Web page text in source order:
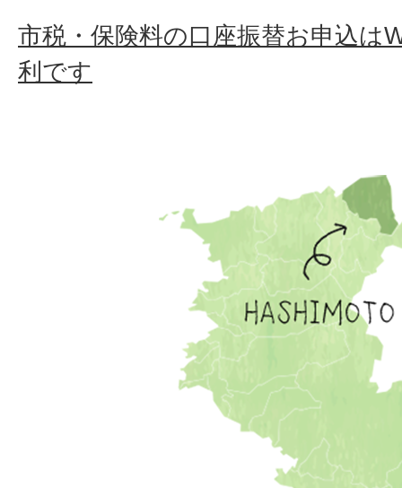
市税・保険料の口座振替お申込は
利です